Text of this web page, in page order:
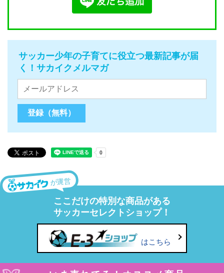
サッカー少年の子育てに役立つ最新記事が届
く！サカイクメルマガ
が運営
ここだけの特別な商品がある
サッカーセレクトショップ！
はこちら